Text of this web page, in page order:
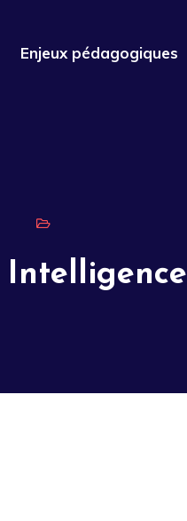
Enjeux pédagogiques
Intelligence